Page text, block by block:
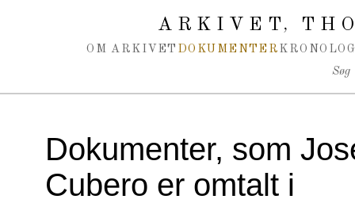
ARKIVET,
OM ARKIVET DOKUMENTER
Søg
Dokumenter, som
Cubero er omtalt i